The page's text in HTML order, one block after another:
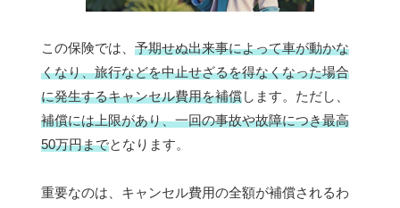
この保険では、 予期せぬ出来事によって車が動かな
くなり、旅行などを中止せざるを得なくなった場合
に発生するキャンセル費用を補償します。ただし、
補償には上限があり、一回の事故や故障につき最高
50万円までとなります。
重要なのは、キャンセル費用の全額が補償されるわ